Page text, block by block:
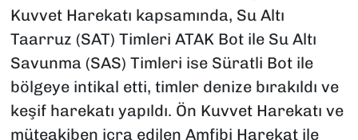
Kuvvet Harekatı kapsamında, Su Altı
Taarruz (SAT) Timleri ATAK Bot ile Su Altı
Savunma (SAS) Timleri ise Süratli Bot ile
bölgeye intikal etti, timler denize bırakıldı ve
keşif harekatı yapıldı. Ön Kuvvet Harekatı ve
müteakiben icra edilen Amfibi Harekat ile